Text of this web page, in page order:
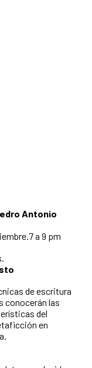
Antonio
a 9 pm
de escritura
conocerán las
del
en